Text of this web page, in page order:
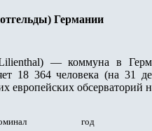
Германии
— коммуна в
18 364 человека (на
европейских
год